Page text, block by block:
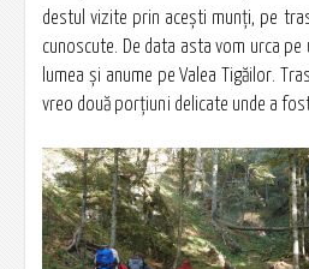
destul vizite prin aceşti munţi, pe
cunoscute. De data asta vom urca
lumea şi anume pe Valea Tigăilor.
vreo două porţiuni delicate unde a